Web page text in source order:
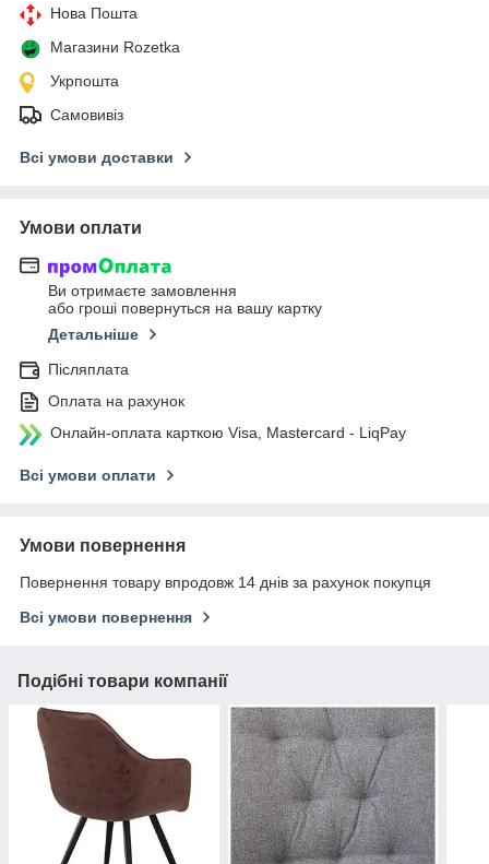
Нова Пошта
Магазини Rozetka
Укрпошта
Самовивіз
Всі умови доставки
Умови оплати
Ви отримаєте замовлення
або гроші повернуться на вашу картку
Детальніше
Післяплата
Оплата на рахунок
Онлайн-оплата карткою Visa, Mastercard - LiqPay
Всі умови оплати
Умови повернення
Повернення товару впродовж 14 днів за рахунок покупця
Всі умови повернення
Подібні товари компанії